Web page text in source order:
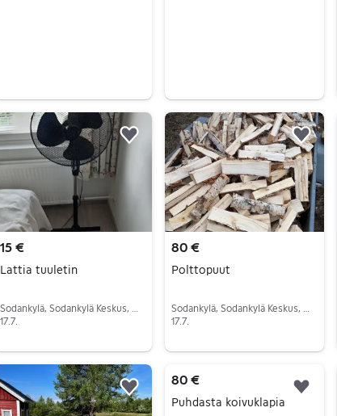
15 €
Lattia tuuletin
17.7.
Lisää suosikiksi.
ilmoitukseen
80 €
Polttopuut
17.7.
Siirry ilmoitukseen
Lisää suosikiksi.
80 €
Puhdasta koivuklapia